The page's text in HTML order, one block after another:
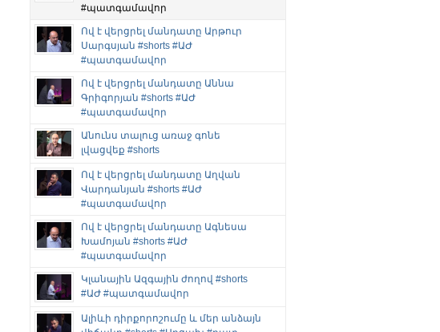
#պատգամավոր
Ով է վերցրել մանդատը Արթուր
Սարգսյան #shorts #ԱԺ
#պատգամավոր
Ով է վերցրել մանդատը Աննա
Գրիգորյան #shorts #ԱԺ
#պատգամավոր
Անունս տալուց առաջ գոնե
լվացվեք #shorts
Ով է վերցրել մանդատը Աղվան
Վարդանյան #shorts #ԱԺ
#պատգամավոր
Ով է վերցրել մանդատը Ագնեսա
Խամոյան #shorts #ԱԺ
#պատգամավոր
Կլանային Ազգային ժողով #shorts
#ԱԺ #պատգամավոր
Ալիևի դիրքորոշումը և մեր անձայն